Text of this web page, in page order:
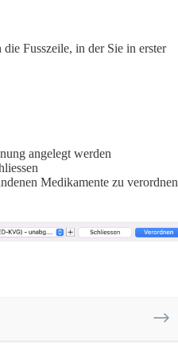
Fusszeile, in der Sie in erster
angelegt werden
Medikamente zu verordnen